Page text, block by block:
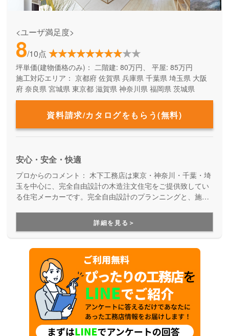
<ユーザ満足度>
8/10点
坪単価(建物価格のみ)： 二階建: 80万円、 平屋: 85万円
施工対応エリア： 京都府 佐賀県 兵庫県 千葉県 埼玉県 大阪
府 奈良県 宮城県 東京都 滋賀県 神奈川県 福岡県 茨城県
資料請求/カタログをもらう(無料)
安心・安全・快適
プロからのコメント： 木下工務店は東京・神奈川・千葉・埼
玉を中心に、完全自由設計の木造注文住宅をご提供致してい
る住宅メーカーです。完全自由設計のプランニングと、施工
かだからこそ叶えらえる「完全自由設計」の注文住宅を実現
できます。性能や保証も万全なので安心です。
詳細を見る＞